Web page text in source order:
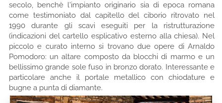
secolo, benchè l'impianto originario sia di epoca romana
come testimoniato dal capitello del ciborio ritrovato nel
1990 durante gli scavi eseguiti per la ristrutturazione
(indicazioni del cartello esplicativo esterno alla chiesa). Nel
piccolo e curato interno si trovano due opere di Arnaldo
Pomodoro: un altare composto da blocchi di marmo e un
bellissimo grande sole fuso in bronzo dorato. Interessante e
particolare anche il portale metallico con chiodature e
bugne a punta di diamante.